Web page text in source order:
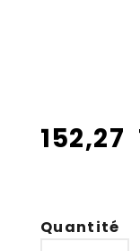
152,27
Quantité